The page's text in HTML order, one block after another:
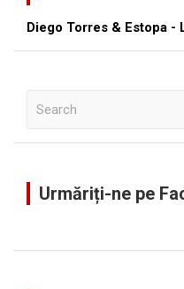
Diego Torres & Estopa -
Urmăriți-ne pe